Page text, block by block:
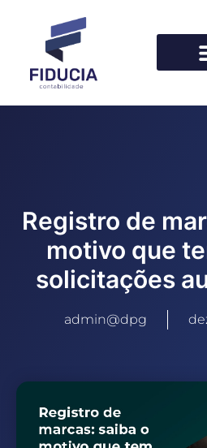
Registro de
motivo que
solicitações
admin@dpg